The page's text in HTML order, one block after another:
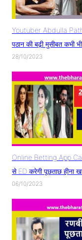
Youtuber Abdulla
पठान की बढ़ी मुसीबत कभी
28/10/2023
Online Betting App
से ED करेगी पूछताछ हीना
06/10/2023